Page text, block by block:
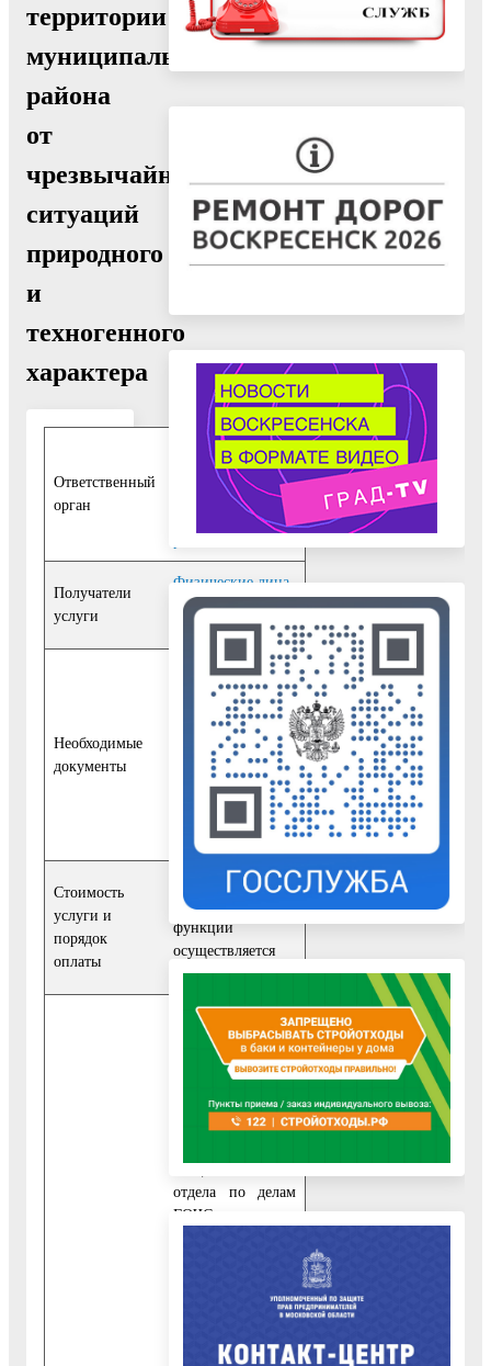
территории
муниципального
района
от
чрезвычайных
ситуаций
природного
и
техногенного
характера
Ответственный
орган
Управление
территориальной
безопасности и
мобилизационной
Получатели
услуги
Физические лица
Юридические
Необходимые
документы
Документы для
исполнения
муниципальной
функции от
заявителей не
требуются
Стоимость
услуги и
порядок
оплаты
Предоставление
муниципальной
функции
осуществляется
бесплатно
Письменное
обращение,
содержащее
вопросы, решение
которых не входит
специалиста
отдела по делам
ГОЧС
района, на­
течение семи